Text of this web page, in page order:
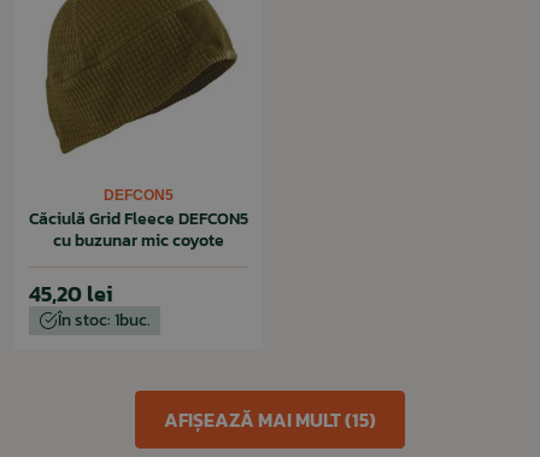
DEFCON5
Căciulă Grid Fleece DEFCON5
cu buzunar mic coyote
45,20 lei
În stoc: 1buc.
AFIȘEAZĂ MAI MULT (15)